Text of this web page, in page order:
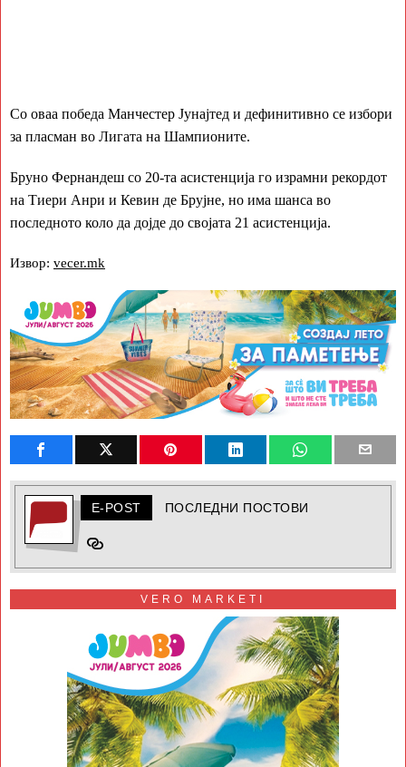
Со оваа победа Манчестер Јунајтед и дефинитивно се избори
за пласман во Лигата на Шампионите.
Бруно Фернандеш со 20-та асистенција го израмни рекордот
на Тиери Анри и Кевин де Брујне, но има шанса во
последното коло да дојде до својата 21 асистенција.
Извор: vecer.mk
E-POST ПОСЛЕДНИ ПОСТОВИ
VERO MARKETI